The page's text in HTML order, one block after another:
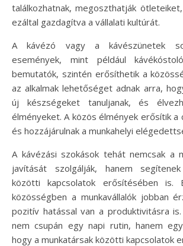
találkozhatnak, megoszthatják
ezáltal gazdagítva a vállalati kultúrát.
A kávézó vagy a kávészünetek
események, mint például
bemutatók, szintén erősíthetik a
az alkalmak lehetőséget adnak arra,
új készségeket tanuljanak, és
élményeket. A közös élmények erősítik a
és hozzájárulnak a munkahelyi
A kávézási szokások tehát nemcsak a
javítását szolgálják, hanem
közötti kapcsolatok erősítésében is.
közösségben a munkavállalók jobban
pozitív hatással van a produktivitásra
nem csupán egy napi rutin, hanem
hogy a munkatársak közötti kapcsolatok